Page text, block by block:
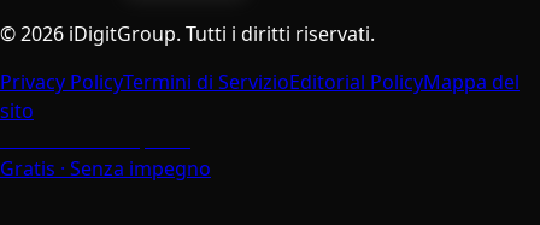
©2026 iDigitGroup. Tutti i diritti riservati.
Privacy PolicyTermini di ServizioEditorial PolicyMappa del
sito
Gratis · Senza impegno